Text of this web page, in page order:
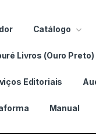
Catálogo
Livros (Ouro Preto)
Editoriais
Manual